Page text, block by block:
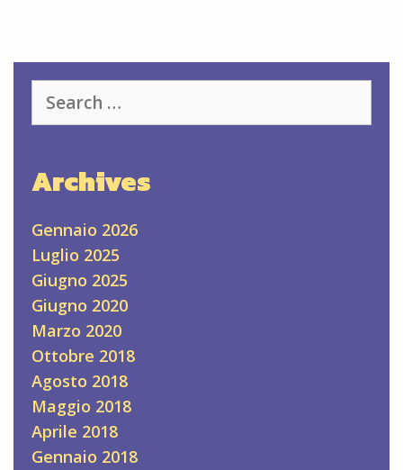
for:
Archives
Gennaio 2026
Luglio 2025
Giugno 2025
Giugno 2020
Marzo 2020
Ottobre 2018
Agosto 2018
Maggio 2018
Aprile 2018
Gennaio 2018